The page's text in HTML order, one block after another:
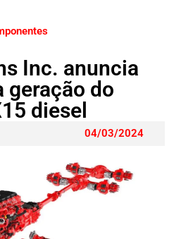
Inc. anuncia
geração do
diesel
04/03/2024